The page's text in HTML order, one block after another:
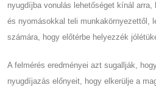
nyugdíjba vonulás lehetőséget kínál
és nyomásokkal teli munkakörnyezettől,
számára, hogy előtérbe helyezzék
A felmérés eredményei azt sugallják,
nyugdíjazás előnyeit, hogy elkerülje a